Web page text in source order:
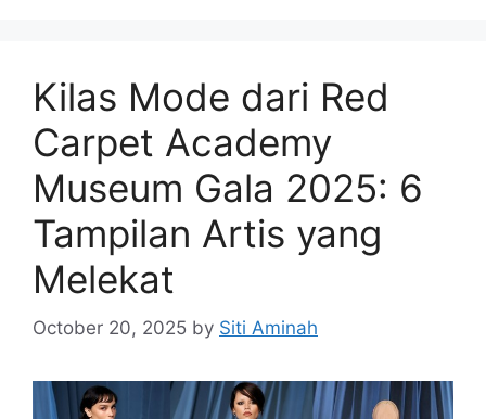
Kilas Mode dari Red
Carpet Academy
Museum Gala 2025: 6
Tampilan Artis yang
Melekat
October 20, 2025 by Siti Aminah